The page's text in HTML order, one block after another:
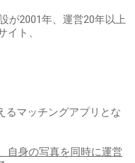
が2001年、運営20年以上
ト、
るマッチングアプリとな
自身の写真を同時に運営